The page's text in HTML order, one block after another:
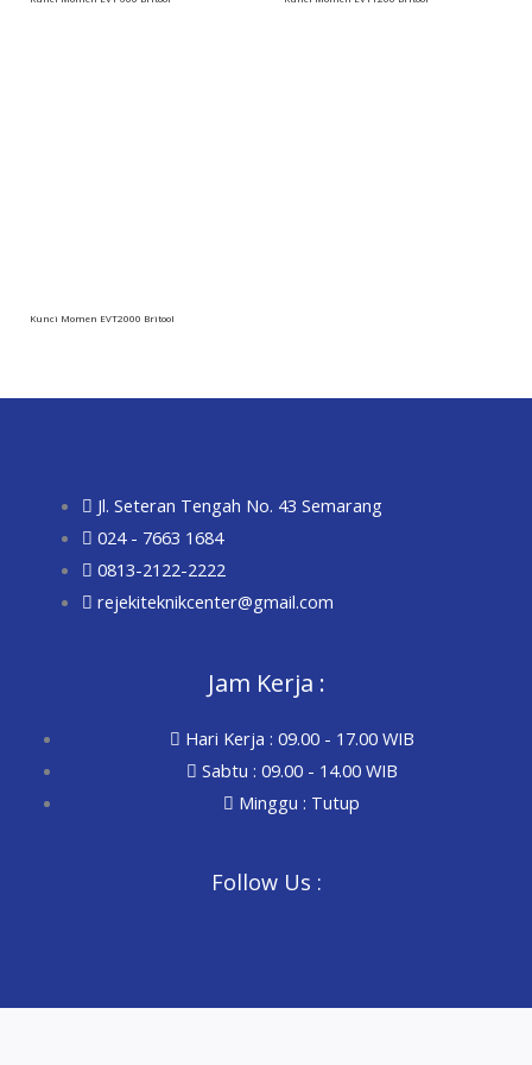
Kunci Momen EVT2000 Britool
Jl. Seteran Tengah No. 43 Semarang
024 - 7663 1684
0813-2122-2222
rejekiteknikcenter@gmail.com
Jam Kerja :
Hari Kerja : 09.00 - 17.00 WIB
Sabtu : 09.00 - 14.00 WIB
Minggu : Tutup
Follow Us :